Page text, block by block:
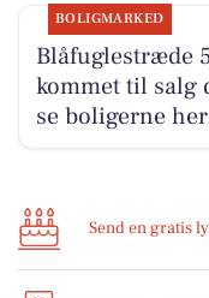
BOLIGMARKED
Blåfuglestræde
kommet til salg
se boligerne
Send en gratis